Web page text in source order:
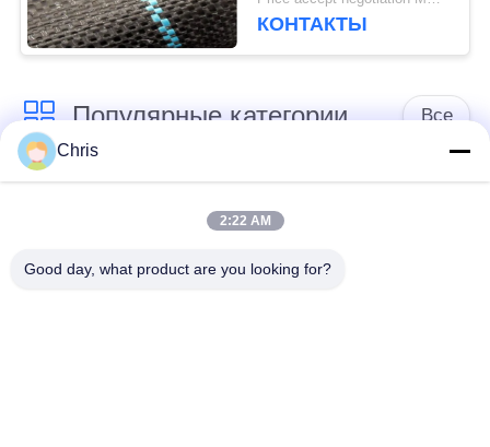
предотвращает траву
КОНТАКТЫ
Популярные категории Все
не сплетенный
Промышленный
ролик
Панели экрана
Промышленный
Chris
2:22 AM
Good day, what product are you looking for?